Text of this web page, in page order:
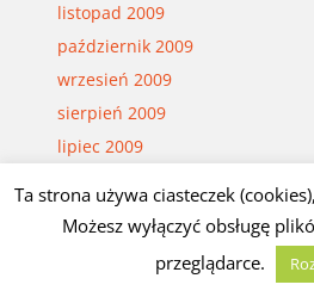
listopad 2009
październik 2009
wrzesień 2009
sierpień 2009
lipiec 2009
marzec 2009
Ta strona używa ciasteczek
Możesz wyłączyć obsługę
przeglądarce.